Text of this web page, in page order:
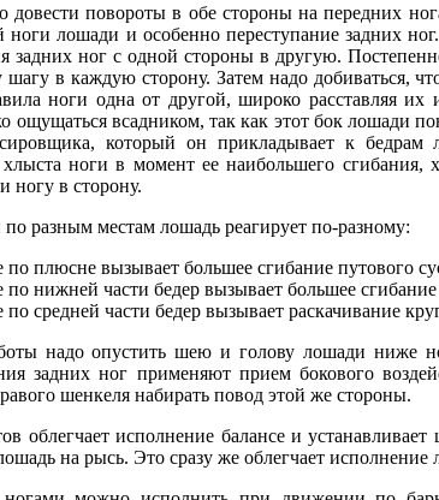
довести повороты в обе стороны на передних
ноги лошади и особенно переступание задних
задних ног с одной стороны в другую.
в каждую сторону. Затем надо добиваться,
ноги одна от другой, широко расставляя
ощущаться всадником, так как этот бок лошади
который он прикладывает к
ноги в момент ее наибольшего сгибания,
ногу в сторону.
разным местам лошадь реагирует по-разному:
плюсне вызывает большее сгибание путового
нижней части бедер вызывает большее
средней части бедер вызывает раскачивание
надо опустить шею и голову лошади ниже
задних ног применяют прием бокового
шенкеля набирать повод этой же стороны.
облегчает исполнение балансе и
на рысь. Это сразу же облегчает